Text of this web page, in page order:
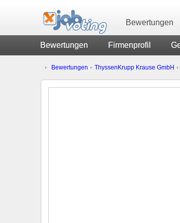
Bewertungen
Bewertungen Firmenprofil
Bewertungen ThyssenKrupp Krause GmbH